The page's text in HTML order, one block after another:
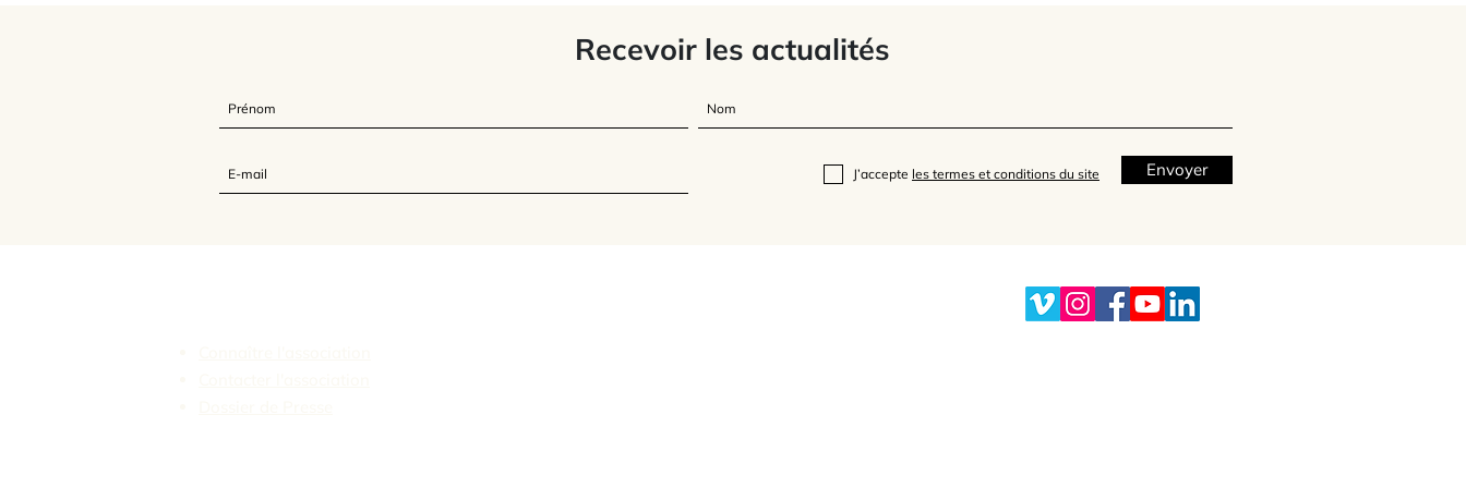
Recevoir les actualités
J’accepte les termes et conditions du site Envoyer